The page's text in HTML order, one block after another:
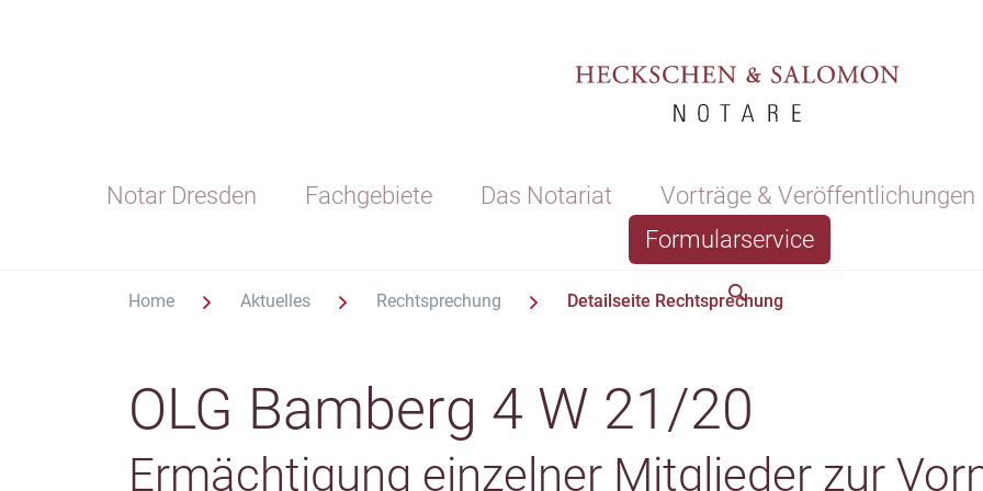
Notar Dresden Fachgebiete Das Notariat
Vorträge & Veröffentlichungen
Formularservice
Home Aktuelles Rechtsprechung Detailseite Rechtsprechung
OLG Bamberg 4 W 21/20
Ermächtigung einzelner Mitglieder zur